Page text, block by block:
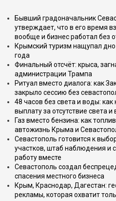
Бывший градоначальник
утверждает, что в его время
вообще и бизнес работал без
Крымский туризм нащупал
года
Финальный отсчёт: крыса,
администрации Трампа
Ритуал вместо диалога: как
закрыло сессию без
48 часов без света и воды:
выплату за отсутствие света
Газ вместо бензина: как
автожизнь Крыма и
Севастополь готовится к
участков, штаб наблюдения и
работу вместе
Севастополь создал
спасения местного бизнеса
Крым, Краснодар, Дагестан:
рекламы, которая охватит